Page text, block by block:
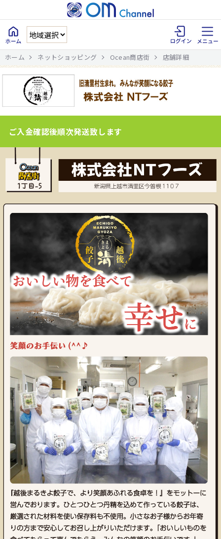
ホーム ネットショッピング Ocean商店街 店舗詳細
ご入金確認後順次発送致します